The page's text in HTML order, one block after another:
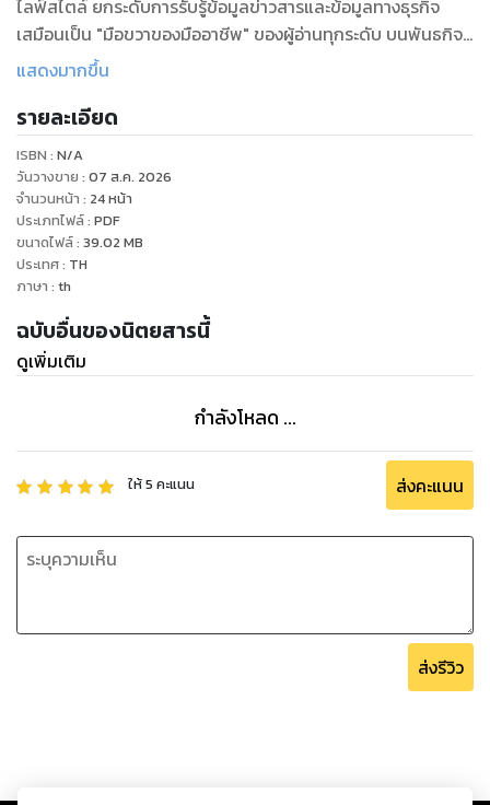
ไลฟ์สไตล์ ยกระดับการรับรู้ข้อมูลข่าวสารและข้อมูลทางธุรกิจ
เสมือนเป็น "มือขวาของมืออาชีพ" ของผู้อ่านทุกระดับ บนพันธกิจ
เพื่อสร้างคลังข้อมูลความรู้ที่ถูกต้อง แม่นยำให้ผู้อ่านใช้เป็นเครื่อง
แสดงมากขึ้น
รายละเอียด
ISBN : N/A
วันวางขาย : 07 ส.ค. 2026
จำนวนหน้า : 24หน้า
ประเภทไฟล์: PDF
ขนาดไฟล์: 39.02 MB
ประเทศ: TH
ภาษา : th
ฉบับอื่นของนิตยสารนี้
ดูเพิ่มเติม
กำลังโหลด ...
ให้5 คะแนน ส่งคะแนน
ส่งรีวิว